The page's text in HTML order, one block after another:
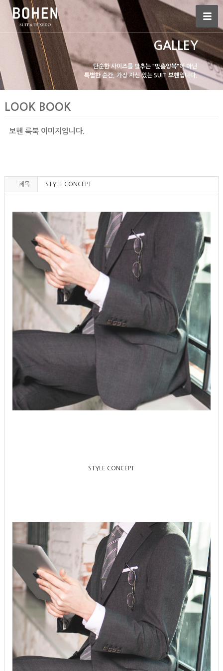
GALLEY
단순한 사이즈를 맞추는 "맞춤양복"이 아닌
특별한 순간, 가장 자신 있는 SUIT 보헨입니다.
LOOK BOOK
보헨 룩북 이미지입니다.
제목 STYLE CONCEPT
STYLE CONCEPT